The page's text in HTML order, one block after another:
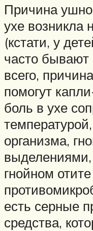
Причина
ухе
(кстати, у
часто бывают
всего,
помогут
боль в ухе
организма,
выделениями,
гнойном
есть серные
средства,